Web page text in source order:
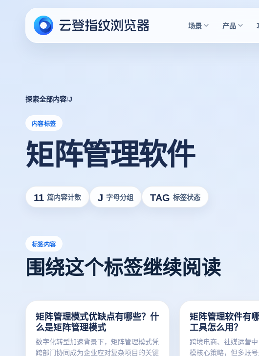
场景 产品
探索全部内容/J
内容标签
矩阵管理软件
11 篇内容计数 J 字母分组 TAG 标签状态
标签内容
围绕这个标签继续阅读
矩阵管理模式优缺点有哪些？什
么是矩阵管理模式
数字化转型加速背景下，矩阵管理模式凭
跨部门协同成为企业应对复杂项目的关键
矩阵管理软件有
工具怎么用？
跨境电商、社媒运营
模核心策略，但多账